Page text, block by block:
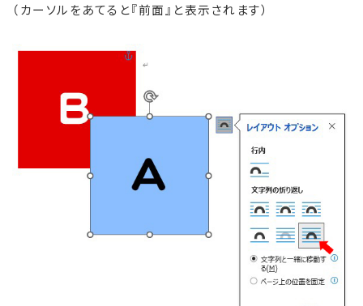
（カーソルをあてると『前面』と表示されます）